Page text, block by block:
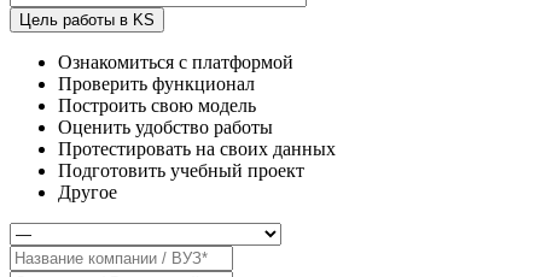
Цель работы в KS
Ознакомиться с платформой
Проверить функционал
Построить свою модель
Оценить удобство работы
Протестировать на своих данных
Подготовить учебный проект
Другое